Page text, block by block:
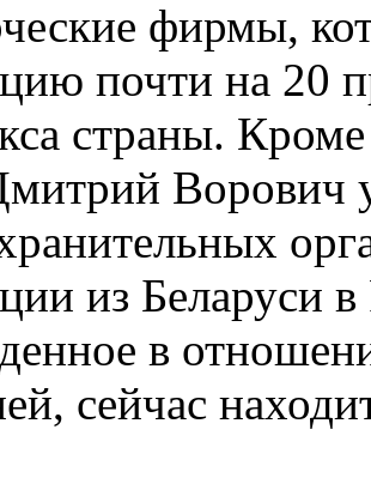
фирмы,
почти на 20
страны. Кроме
Ворович
из Беларуси
в
сейчас